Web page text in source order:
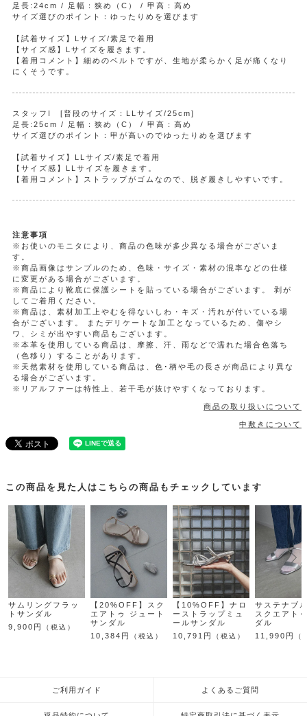
足長:24cm / 足幅：狭め（C） / 甲高：高め
サイズ選びのポイント：ゆったりめを選びます
【試着サイズ】Lサイズ/素足で着用
【サイズ感】Lサイズを履きます。
【着用コメント】細めのベルトですが、生地が柔らかく足が痛くなり
にくそうです。
スタッフI [普段のサイズ：LLサイズ/25cm]
足長:25cm / 足幅：狭め（C） / 甲高：高め
サイズ選びのポイント：甲が高いのでゆったりめを選びます
【試着サイズ】LLサイズ/素足で着用
【サイズ感】LLサイズを履きます。
【着用コメント】ストラップがゴムなので、脱ぎ履きしやすいです。
注意事項
※お使いのモニタにより、商品の色味が多少異なる場合がございま
す。
※商品画像はサンプルのため、色味・サイズ・素材の混率などの仕様
に変更がある場合がございます。
※商品により靴底に保護シートを貼っている場合がございます。 剥が
してご着用ください。
※商品は、素材加工上やむを得ないしわ・キズ・汚れが付いている場
合がございます。 またデリケートな加工となっているため、傷やシ
ワ、シミが出やすい商品もございます。
※本革を使用している商品は、摩擦、汗、雨などで濡れた場合色落ち
（色移り）することがあります。
※天然素材を使用している商品は、色･柄や毛の長さが商品により異な
る場合がございます。
※リアルファーは特性上、若干毛が抜けやすくなっております。
商品の取り扱いについて
中敷きについて
この商品を見た人はこちらの商品もチェックしています
サムリングフラッ
トサンダル
9,900円
（税込）
【20%OFF】スク
エアトゥ ジュート
サンダル
10,384円
（税込）
【10%OFF】ナロ
ーストラップミュ
ールサンダル
10,791円
（税込）
サステナブ
スクエアト
ダル
11,990円
（
ご利用ガイド よくあるご質問